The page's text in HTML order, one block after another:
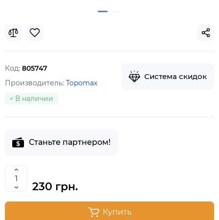
Код: 805747
Производитель: Topomax
В наличии
Система скидок
Станьте партнером!
230 грн.
Купить